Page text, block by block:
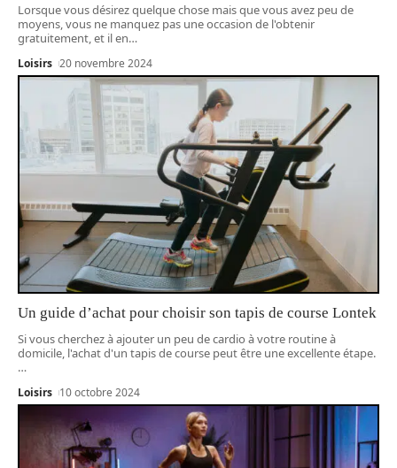
Lorsque vous désirez quelque chose mais que vous avez peu de
moyens, vous ne manquez pas une occasion de l'obtenir
gratuitement, et il en…
Loisirs 20 novembre 2024
Un guide d’achat pour choisir son tapis de course Lontek
Si vous cherchez à ajouter un peu de cardio à votre routine à
domicile, l'achat d'un tapis de course peut être une excellente étape.
…
Loisirs 10 octobre 2024